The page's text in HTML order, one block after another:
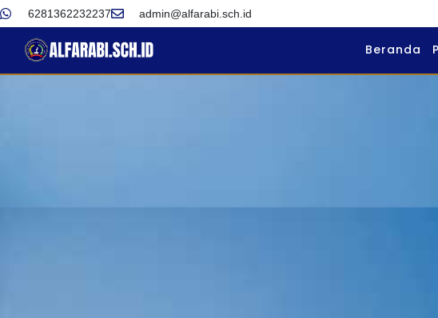
6281362232237 admin@alfarabi.sch.id
Beranda